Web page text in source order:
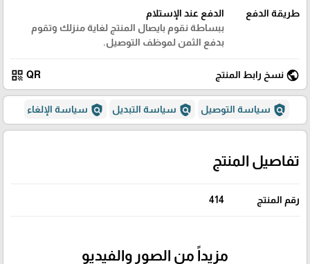
طريقة الدفع
الدفع عند الإستلام
ببساطة نقوم بايصال المنتج لغاية منزلك وتقوم
بدفع الثمن لموظف التوصيل.
public نسخ رابط المنتج QR
qr_code
policy سياسة التوصيل policy سياسة التبديل policy سياسة الإلغاء
تفاصيل المنتج
رقم المنتج 414
مزيداً من الصور والفيديو